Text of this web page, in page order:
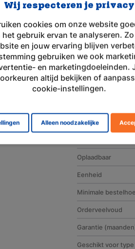
Merk
Geschikt voor merk
Artikelnummer
Voltage (V)
Amperage (mAh)
Chemie
Afmeting
Oplaadbaar
Eenheid
Minimale
Orderveelvoud
Garantie
Geschikt voor type
Wij respecteren je privacy
cookies om onze website
het gebruik ervan te analyseren.
en jouw ervaring blijven
gebruiken we ook
en marketingdoeleinden.
altijd bekijken of
cookie-instellingen.
Alleen noodzakelijke